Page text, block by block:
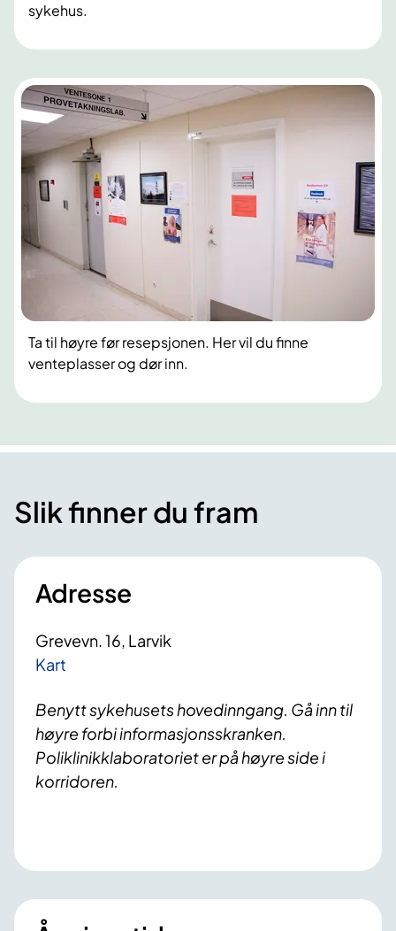
sykehus.
Ta til høyre før resepsjonen. Her vil du finne
venteplasser og dør inn.
Slik finner du fram
Adresse
Grevevn. 16, Larvik
Kart
Benytt sykehusets hovedinngang. Gå inn til
høyre forbi informasjonsskranken.
Poliklinikklaboratoriet er på høyre side i
korridoren.